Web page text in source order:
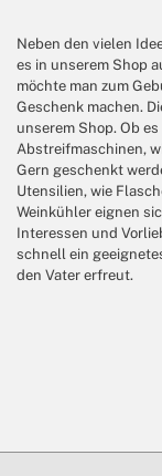
Neben den vielen
es in unserem Shop
möchte man zum
Geschenk machen.
unserem Shop. Ob
Abstreifmaschinen,
Gern geschenkt
Utensilien, wie
Weinkühler eignen
Interessen und
schnell ein
den Vater erfreut.